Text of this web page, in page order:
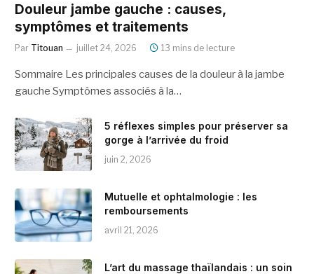
Douleur jambe gauche : causes,
symptômes et traitements
Par Titouan juillet 24, 2026 13 mins de lecture
Sommaire Les principales causes de la douleur à la jambe
gauche Symptômes associés à la…
5 réflexes simples pour préserver sa
gorge à l’arrivée du froid
juin 2, 2026
Mutuelle et ophtalmologie : les
remboursements
avril 21, 2026
L’art du massage thaïlandais : un soin